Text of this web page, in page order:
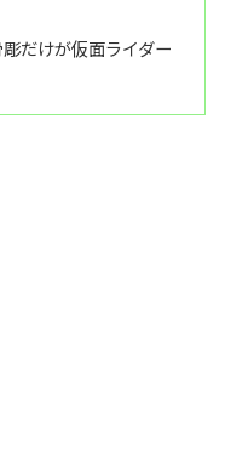
だけが仮面ライダー